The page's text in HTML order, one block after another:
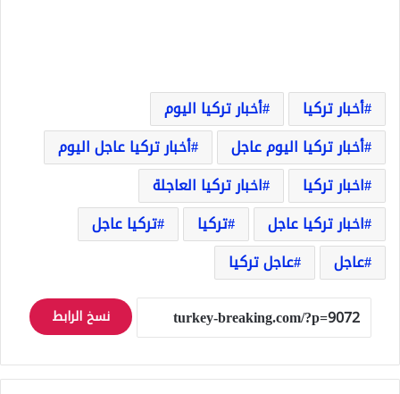
أخبار تركيا
أخبار تركيا اليوم
أخبار تركيا اليوم عاجل
أخبار تركيا عاجل اليوم
اخبار تركيا
اخبار تركيا العاجلة
اخبار تركيا عاجل
تركيا
تركيا عاجل
عاجل
عاجل تركيا
نسخ الرابط